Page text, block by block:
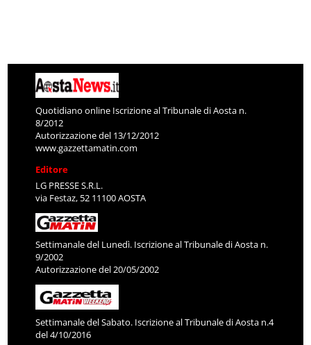
Quotidiano online Iscrizione al Tribunale di Aosta n.
8/2012
Autorizzazione del 13/12/2012
www.gazzettamatin.com
Editore
LG PRESSE S.R.L.
via Festaz, 52 11100 AOSTA
Settimanale del Lunedì. Iscrizione al Tribunale di Aosta n.
9/2002
Autorizzazione del 20/05/2002
Settimanale del Sabato. Iscrizione al Tribunale di Aosta n.4
del 4/10/2016